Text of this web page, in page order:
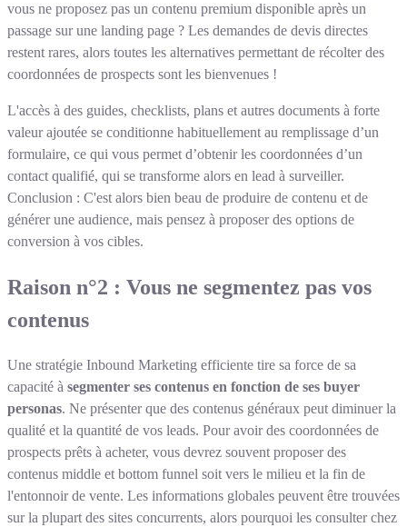
vous ne proposez pas un contenu premium disponible après un
passage sur une landing page ? Les demandes de devis directes
restent rares, alors toutes les alternatives permettant de récolter des
coordonnées de prospects sont les bienvenues !
L'accès à des guides, checklists, plans et autres documents à forte
valeur ajoutée se conditionne habituellement au remplissage d’un
formulaire, ce qui vous permet d’obtenir les coordonnées d’un
contact qualifié, qui se transforme alors en lead à surveiller.
Conclusion : C'est alors bien beau de produire de contenu et de
générer une audience, mais pensez à proposer des options de
conversion à vos cibles.
Raison n°2 : Vous ne segmentez pas vos
contenus
Une stratégie Inbound Marketing efficiente tire sa force de sa
capacité à segmenter ses contenus en fonction de ses buyer
personas. Ne présenter que des contenus généraux peut diminuer la
qualité et la quantité de vos leads. Pour avoir des coordonnées de
prospects prêts à acheter, vous devrez souvent proposer des
contenus middle et bottom funnel soit vers le milieu et la fin de
l'entonnoir de vente. Les informations globales peuvent être trouvées
sur la plupart des sites concurrents, alors pourquoi les consulter chez